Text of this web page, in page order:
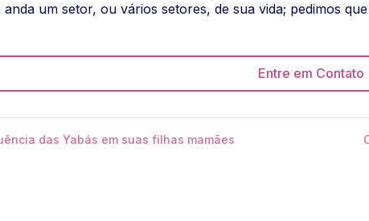
um setor, ou vários setores, de sua vida; pedimos
Entre em Contato
das Yabás em suas filhas mamães